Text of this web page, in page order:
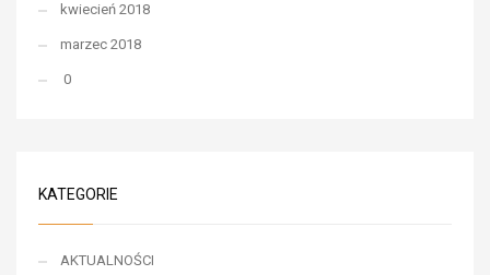
kwiecień 2018
marzec 2018
0
KATEGORIE
AKTUALNOŚCI